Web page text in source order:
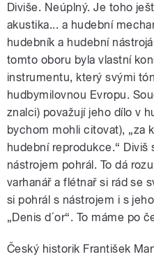
Diviše. Neúplný. Je toho
akustika... a hudební
hudebník a hudební
tomto oboru byla vlastní
instrumentu, který svými
hudbymilovnou Evropu.
znalci) považují jeho dílo v
bychom mohli citovat), „za
hudební reprodukce.“
nástrojem pohrál. To dá
varhanář a flétnař si rád se
si pohrál s nástrojem i s
„Denis d´or“. To máme po
Český historik František